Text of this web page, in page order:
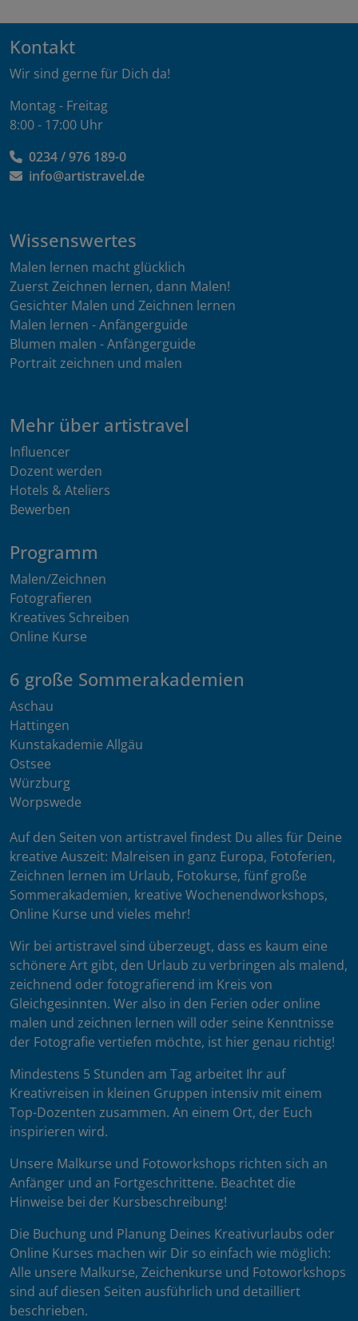
Kontakt
Wir sind gerne für Dich da!
Montag - Freitag
8:00 - 17:00 Uhr
0234 / 976 189-0
info@artistravel.de
Wissenswertes
Malen lernen macht glücklich
Zuerst Zeichnen lernen, dann Malen!
Gesichter Malen und Zeichnen lernen
Malen lernen - Anfängerguide
Blumen malen - Anfängerguide
Portrait zeichnen und malen
Mehr über artistravel
Influencer
Dozent werden
Hotels & Ateliers
Bewerben
Programm
Malen/Zeichnen
Fotografieren
Kreatives Schreiben
Online Kurse
6 große Sommerakademien
Aschau
Hattingen
Kunstakademie Allgäu
Ostsee
Würzburg
Worpswede
Auf den Seiten von artistravel findest Du alles für Deine
kreative Auszeit: Malreisen in ganz Europa, Fotoferien,
Zeichnen lernen im Urlaub, Fotokurse, fünf große
Sommerakademien, kreative Wochenendworkshops,
Online Kurse und vieles mehr!
Wir bei artistravel sind überzeugt, dass es kaum eine
schönere Art gibt, den Urlaub zu verbringen als malend,
zeichnend oder fotografierend im Kreis von
Gleichgesinnten. Wer also in den Ferien oder online
malen und zeichnen lernen will oder seine Kenntnisse
der Fotografie vertiefen möchte, ist hier genau richtig!
Mindestens 5 Stunden am Tag arbeitet Ihr auf
Kreativreisen in kleinen Gruppen intensiv mit einem
Top-Dozenten zusammen. An einem Ort, der Euch
inspirieren wird.
Unsere Malkurse und Fotoworkshops richten sich an
Anfänger und an Fortgeschrittene. Beachtet die
Hinweise bei der Kursbeschreibung!
Die Buchung und Planung Deines Kreativurlaubs oder
Online Kurses machen wir Dir so einfach wie möglich:
Alle unsere Malkurse, Zeichenkurse und Fotoworkshops
sind auf diesen Seiten ausführlich und detailliert
beschrieben.